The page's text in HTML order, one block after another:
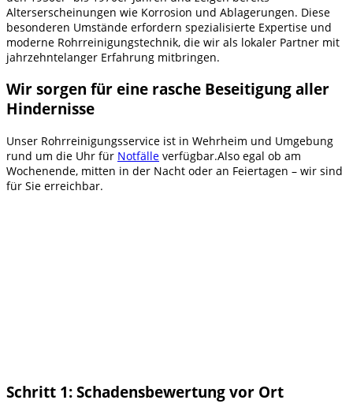
Alterserscheinungen wie Korrosion und Ablagerungen. Diese
besonderen Umstände erfordern spezialisierte Expertise und
moderne Rohrreinigungstechnik, die wir als lokaler Partner mit
jahrzehntelanger Erfahrung mitbringen.
Wir sorgen für eine rasche Beseitigung aller
Hindernisse
Unser Rohrreinigungsservice ist in Wehrheim und Umgebung
rund um die Uhr für Notfälle verfügbar.Also egal ob am
Wochenende, mitten in der Nacht oder an Feiertagen – wir sind
für Sie erreichbar.
Schritt 1: Schadensbewertung vor Ort